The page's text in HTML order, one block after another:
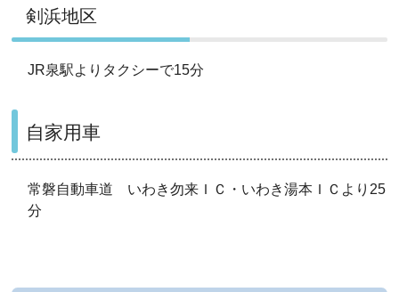
剣浜地区
JR泉駅よりタクシーで15分
自家用車
常磐自動車道 いわき勿来ＩＣ・いわき湯本ＩＣより25
分